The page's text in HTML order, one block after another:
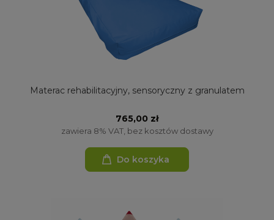
Materac rehabilitacyjny, sensoryczny z granulatem
765,00 zł
zawiera 8% VAT, bez kosztów dostawy
Do koszyka